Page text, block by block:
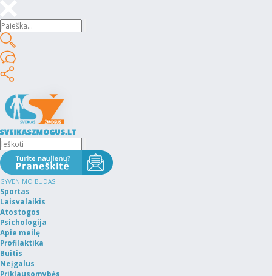
GYVENIMO BŪDAS
Sportas
Laisvalaikis
Atostogos
Psichologija
Apie meilę
Profilaktika
Buitis
Neįgalus
Priklausomybės